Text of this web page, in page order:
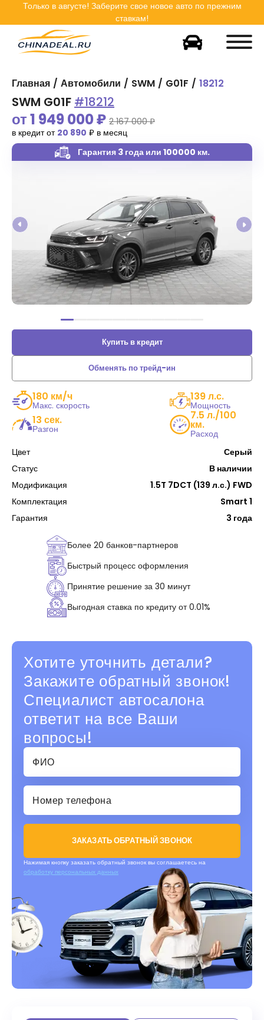
Только в августе! Заберите свое новое авто по прежним
ставкам!
Главная Автомобили SWM G01F 18212
Купить в кредит
Обменять по трейд-ин
180 км/ч
Макс. скорость
139 л.с.
Мощность
13 сек.
Разгон
7.5 л./100
км.
Расход
Цвет
Серый
Статус
В наличии
Модификация
1.5T 7DCT (139 л.с.) FWD
Комплектация
Smart 1
Гарантия
3 года
Более 20 банков-партнеров
Быстрый процесс оформления
Принятие решение за 30 минут
Выгодная ставка по кредиту от 0.01%
Гарантия 3 года или 100000 км.
от1 949 000₽ 2 167 000 ₽
в кредит от 20 890 ₽ в месяц
SWM G01F #18212
Хотите уточнить детали?
Закажите обратный звонок!
Специалист автосалона
ответит на все Ваши
вопросы!
ЗАКАЗАТЬ ОБРАТНЫЙ ЗВОНОК
Нажимая кнопку заказать обратный звонок вы соглашаетесь на
обработку персональных данных